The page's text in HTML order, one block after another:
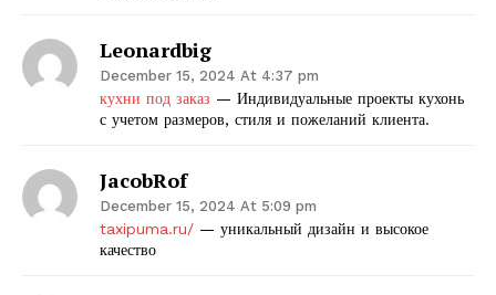
Leonardbig
December 15, 2024 At 4:37 pm
кухни под заказ — Индивидуальные проекты кухонь
с учетом размеров, стиля и пожеланий клиента.
JacobRof
December 15, 2024 At 5:09 pm
taxipuma.ru/ — уникальный дизайн и высокое
качество